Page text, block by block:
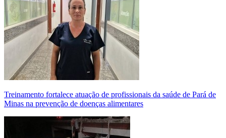
Treinamento fortalece atuação de profissionais da saúde de Pará de
Minas na prevenção de doenças alimentares